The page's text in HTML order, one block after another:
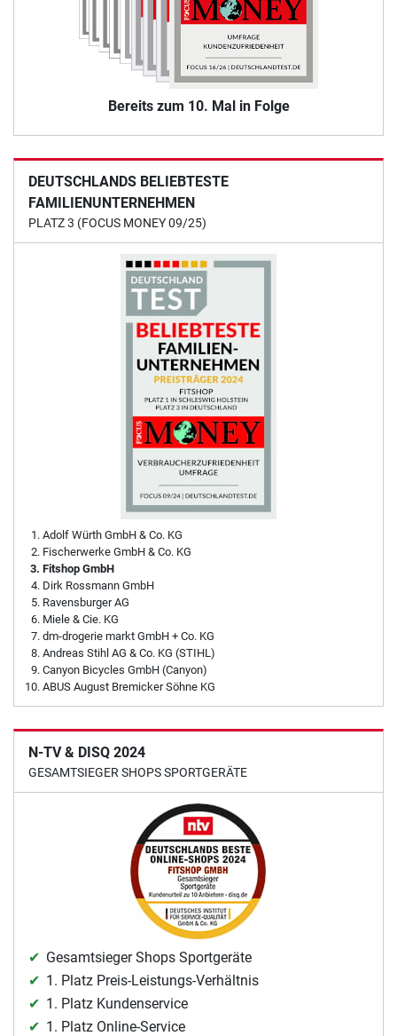
Bereits zum 10. Mal in Folge
DEUTSCHLANDS BELIEBTESTE
FAMILIENUNTERNEHMEN
PLATZ 3 (FOCUS MONEY 09/25)
Adolf Würth GmbH & Co. KG
Fischerwerke GmbH & Co. KG
Fitshop GmbH
Dirk Rossmann GmbH
Ravensburger AG
Miele & Cie. KG
dm-drogerie markt GmbH + Co. KG
Andreas Stihl AG & Co. KG (STIHL)
Canyon Bicycles GmbH (Canyon)
ABUS August Bremicker Söhne KG
N-TV & DISQ 2024
GESAMTSIEGER SHOPS SPORTGERÄTE
Gesamtsieger Shops Sportgeräte
1. Platz Preis-Leistungs-Verhältnis
1. Platz Kundenservice
1. Platz Online-Service